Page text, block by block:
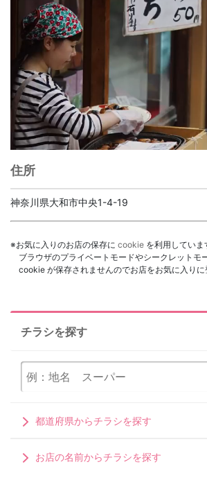
住所
神奈川県大和市中央1-4-19
※お気に入りのお店の保存に cookie を利用していま
ブラウザのプライベートモードやシークレットモ
cookie が保存されませんのでお店をお気に入りに
チラシを探す
都道府県からチラシを探す
お店の名前からチラシを探す